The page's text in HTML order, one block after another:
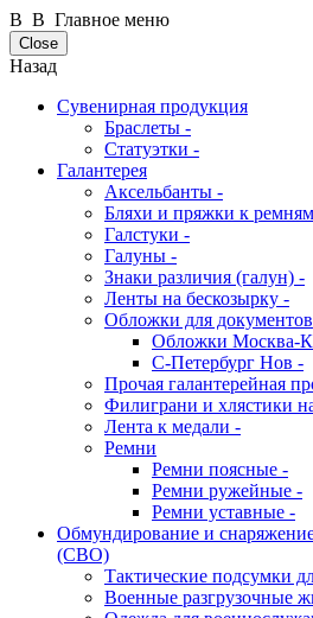
В В Главное меню
Close
Назад
Сувенирная продукция
Браслеты -
Статуэтки -
Галантерея
Аксельбанты -
Бляхи и пряжки к
Галстуки -
Галуны -
Знаки различия (галун) -
Ленты на бескозырку -
Обложки для документов
Обложки Москва-
С-Петербург Нов -
Прочая галантерейная
Филиграни и хлястики
Лента к медали -
Ремни
Ремни поясные -
Ремни ружейные -
Ремни уставные -
Обмундирование и
(СВО)
Тактические подсумки
Военные разгрузочные